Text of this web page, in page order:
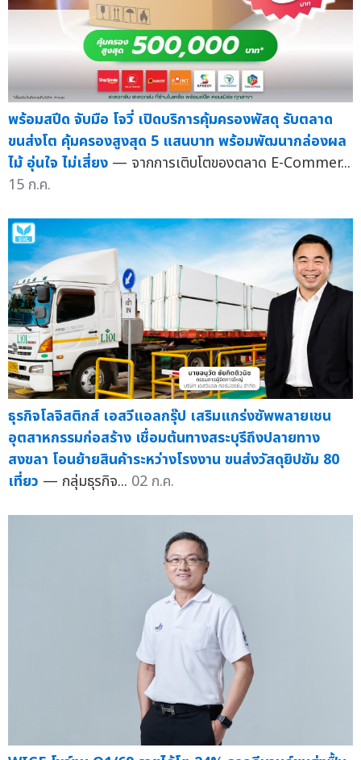
พร้อมสปีด จับมือ โจวี่ เปิดบริการคุ้มครองพัสดุ รับตลาด
ขนส่งโต คุ้มครองสูงสุด 5 แสนบาท พร้อมพัฒนากล่องผล
ไม้ อุ่นใจ ไม่เสี่ยง — จากการเติบโตของตลาด E-Commer...
15 ก.ค.
ธุรกิจโลจิสติกส์ เอสวีแอลกรุ๊ป เสริมแกร่งซัพพลายเชน
อุตสาหกรรมก่อสร้าง เชื่อมต้นทางสระบุรีถึงปลายทาง
สงขลา โอนย้ายสินค้าระหว่างโรงงาน ขนส่งวัสดุยิปซัม 80
เที่ยว — กลุ่มธุรกิจ... 02 ก.ค.